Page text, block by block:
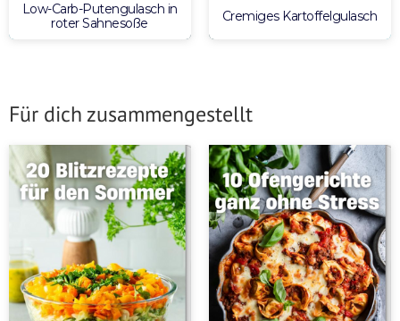
Low-Carb-Putengulasch in
roter Sahnesoße
Cremiges Kartoffelgulasch
Für dich zusammengestellt